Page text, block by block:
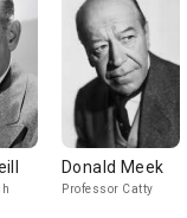
Donald Meek
Professor Catty